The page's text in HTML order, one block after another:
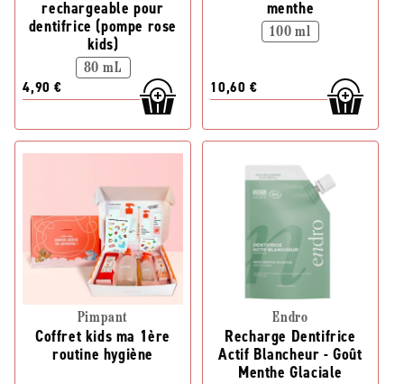
rechargeable pour
dentifrice (pompe rose
kids)
80 mL
4,90 €
menthe
100 ml
10,60 €
Pimpant
Coffret kids ma 1ère
routine hygiène
Endro
Recharge Dentifrice
Actif Blancheur - Goût
Menthe Glaciale